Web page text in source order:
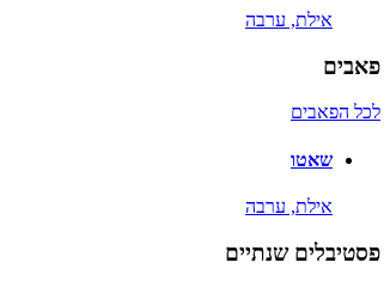
אילת, ערבה
פאבים
לכל הפאבים
שאטו
אילת, ערבה
פסטיבלים שנתיים